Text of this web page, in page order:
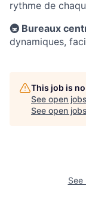
rythme de
🚇 Bureaux
dynamiques,
This job is
See open
See open
See